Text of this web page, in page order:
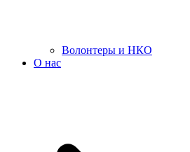
Волонтеры и НКО
О нас